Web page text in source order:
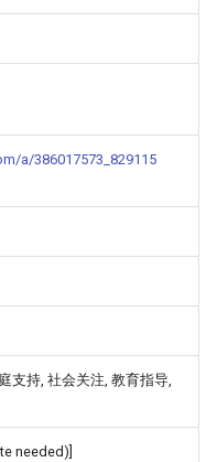
a/386017573_829115
支持, 社会关注, 教育指导,
needed)]